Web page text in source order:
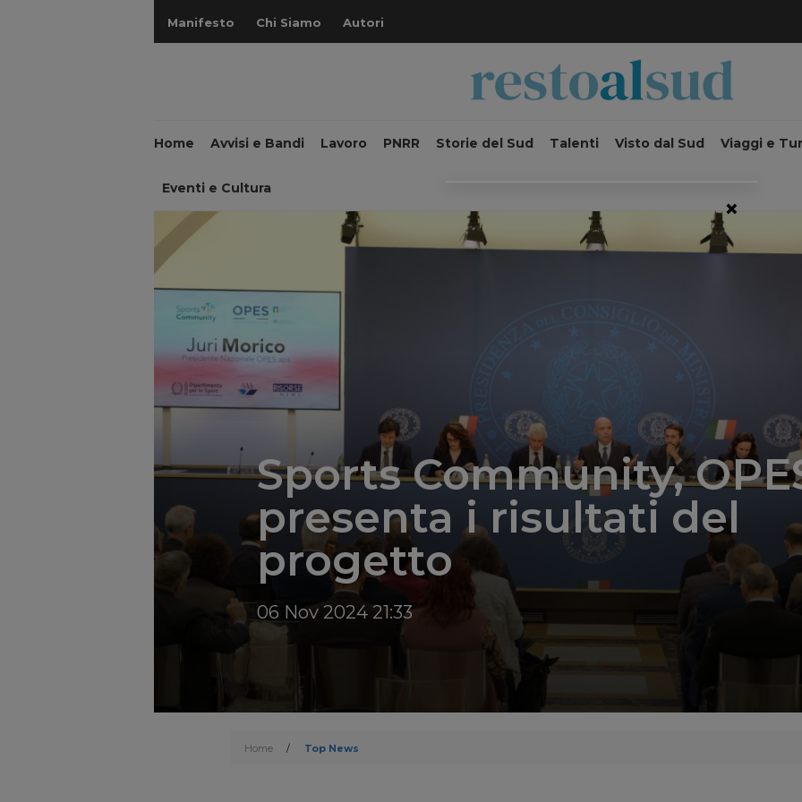
Manifesto Chi Siamo Autori
Home Avvisi e Bandi Lavoro PNRR Storie del Sud Talenti Visto dal Sud Viaggi e
Eventi e Cultura
Sports Community,
presenta i risultati del
progetto
06 Nov 2024 21:33
Home / Top News
×